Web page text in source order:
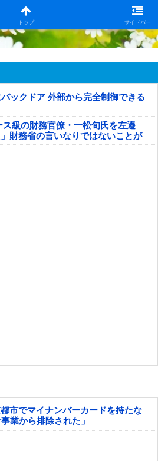
トップ サイドバー
録
ックドア 外部から完全制御できる
ス級の財務官僚・一松旬氏を左遷
財務省の言いなりではないことが
市でマイナンバーカードを持たな
業から排除された」